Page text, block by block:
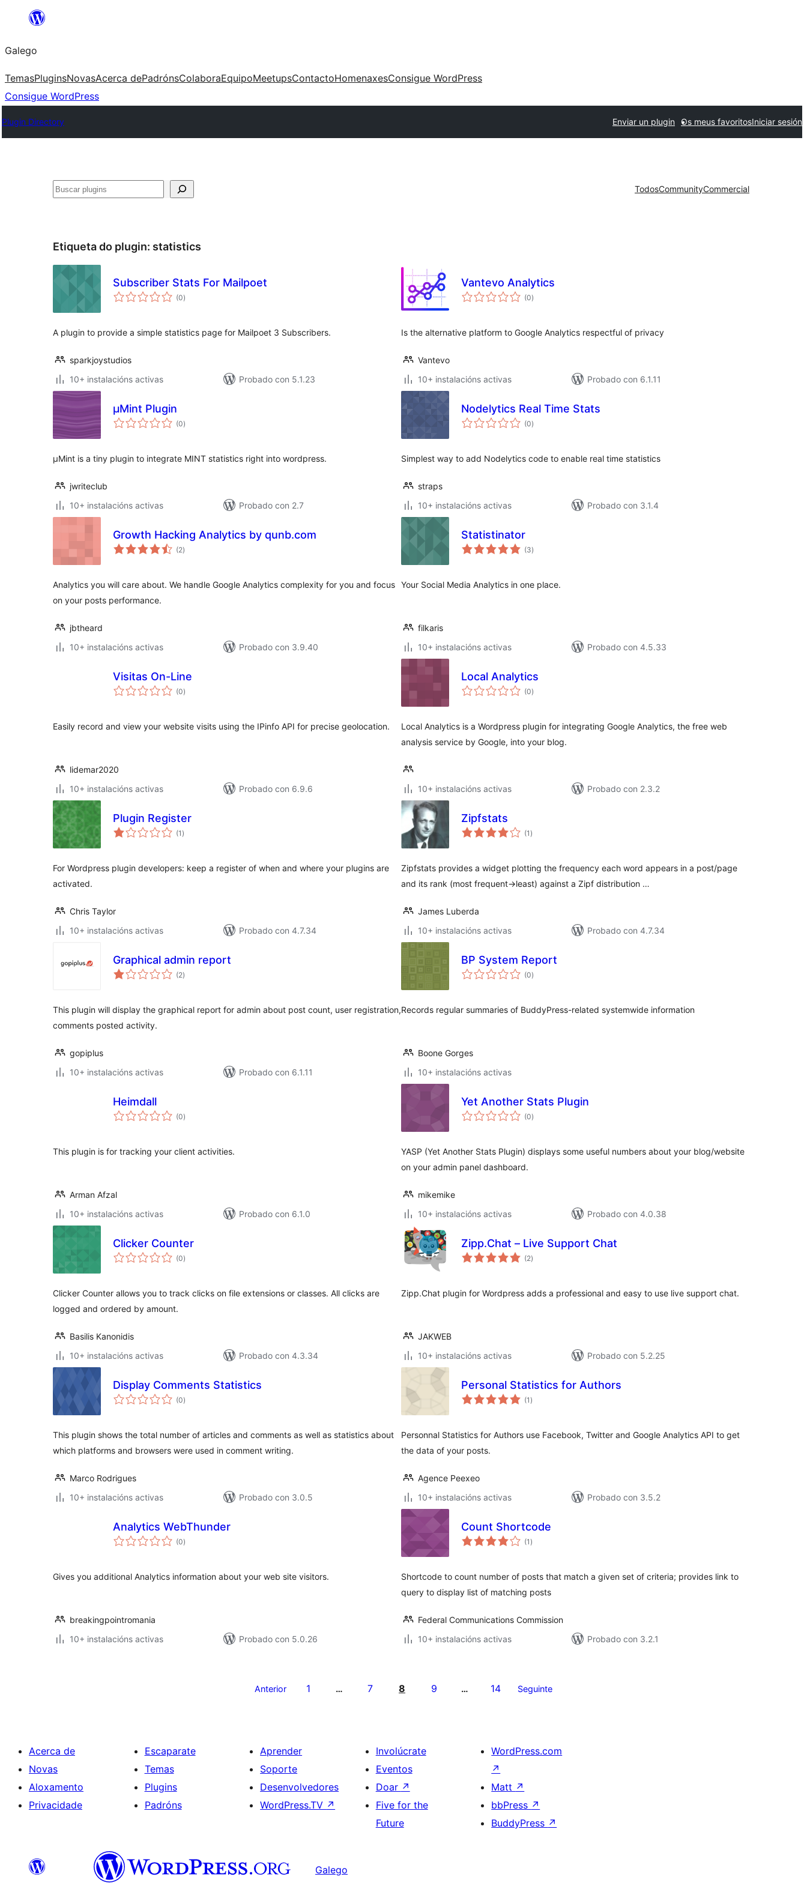
Saltar
contido
Galego
TemasPluginsNovasAcerca dePadrónsColaboraEquipoMeetupsContactoHomenaxesConsigue WordPress
Consigue WordPress
Plugin Directory Enviar un plugin Os meus favoritosIniciar sesión
Buscar TodosCommunityCommercial
Etiqueta do plugin: statistics
Subscriber Stats For Mailpoet
(0valoracións
totais
)
A plugin to provide a simple statistics page for Mailpoet 3 Subscribers.
sparkjoystudios
10+ instalacións activas
Probado con 5.1.23
Vantevo Analytics
(0valoracións
totais
)
Is the alternative platform to Google Analytics respectful of privacy
Vantevo
10+ instalacións activas
Probado con 6.1.11
µMint Plugin
(0valoracións
totais
)
µMint is a tiny plugin to integrate MINT statistics right into wordpress.
jwriteclub
10+ instalacións activas
Probado con 2.7
Nodelytics Real Time Stats
(0valoracións
totais
)
Simplest way to add Nodelytics code to enable real time statistics
straps
10+ instalacións activas
Probado con 3.1.4
Growth Hacking Analytics by qunb.com
(2valoracións
totais
)
Analytics you will care about. We handle Google Analytics complexity for you and focus
on your posts performance.
jbtheard
10+ instalacións activas
Probado con 3.9.40
Statistinator
(3valoracións
totais
)
Your Social Media Analytics in one place.
filkaris
10+ instalacións activas
Probado con 4.5.33
Visitas On-Line
(0valoracións
totais
)
Easily record and view your website visits using the IPinfo API for precise geolocation.
lidemar2020
10+ instalacións activas
Probado con 6.9.6
Local Analytics
(0valoracións
totais
)
Local Analytics is a Wordpress plugin for integrating Google Analytics, the free web
analysis service by Google, into your blog.
10+ instalacións activas Probado con 2.3.2
Plugin Register
(1 valoracións
totais
)
For Wordpress plugin developers: keep a register of when and where your plugins are
activated.
Chris Taylor
10+ instalacións activas
Probado con 4.7.34
Zipfstats
(1 valoracións
totais
)
Zipfstats provides a widget plotting the frequency each word appears in a post/page
and its rank (most frequent->least) against a Zipf distribution …
James Luberda
10+ instalacións activas
Probado con 4.7.34
Graphical admin report
(2valoracións
totais
)
This plugin will display the graphical report for admin about post count, user registration,
comments posted activity.
gopiplus
10+ instalacións activas
Probado con 6.1.11
BP System Report
(0valoracións
totais
)
Records regular summaries of BuddyPress-related systemwide information
Boone Gorges
10+ instalacións activas
Heimdall
(0valoracións
totais
)
This plugin is for tracking your client activities.
Arman Afzal
10+ instalacións activas
Probado con 6.1.0
Yet Another Stats Plugin
(0valoracións
totais
)
YASP (Yet Another Stats Plugin) displays some useful numbers about your blog/website
on your admin panel dashboard.
mikemike
10+ instalacións activas
Probado con 4.0.38
Clicker Counter
(0valoracións
totais
)
Clicker Counter allows you to track clicks on file extensions or classes. All clicks are
logged and ordered by amount.
Basilis Kanonidis
10+ instalacións activas
Probado con 4.3.34
Zipp.Chat – Live Support Chat
(2valoracións
totais
)
Zipp.Chat plugin for Wordpress adds a professional and easy to use live support chat.
JAKWEB
10+ instalacións activas
Probado con 5.2.25
Display Comments Statistics
(0valoracións
totais
)
This plugin shows the total number of articles and comments as well as statistics about
which platforms and browsers were used in comment writing.
Marco Rodrigues
10+ instalacións activas
Probado con 3.0.5
Personal Statistics for Authors
(1 valoracións
totais
)
Personnal Statistics for Authors use Facebook, Twitter and Google Analytics API to get
the data of your posts.
Agence Peexeo
10+ instalacións activas
Probado con 3.5.2
Analytics WebThunder
(0valoracións
totais
)
Gives you additional Analytics information about your web site visitors.
breakingpointromania
10+ instalacións activas
Probado con 5.0.26
Count Shortcode
(1 valoracións
totais
)
Shortcode to count number of posts that match a given set of criteria; provides link to
query to display list of matching posts
Federal Communications Commission
10+ instalacións activas
Probado con 3.2.1
Anterior 1 … 7 8 9 … 14 Seguinte
Acerca de
Novas
Aloxamento
Privacidade
Escaparate
Temas
Plugins
Padróns
Aprender
Soporte
Desenvolvedores
WordPress.TV ↗
Involúcrate
Eventos
Doar ↗
Five for the
Future
WordPress.com
↗
Matt ↗
bbPress ↗
BuddyPress ↗
Galego